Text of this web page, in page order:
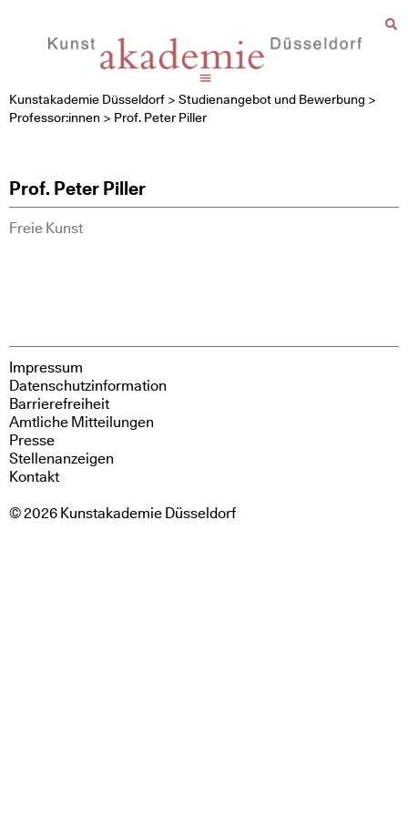
Kunstakademie Düsseldorf > Studienangebot und Bewerbung >
Professor:innen > Prof. Peter Piller
Prof. Peter Piller
Freie Kunst
Impressum
Datenschutzinformation
Barrierefreiheit
Amtliche Mitteilungen
Presse
Stellenanzeigen
Kontakt
© 2026 Kunstakademie Düsseldorf